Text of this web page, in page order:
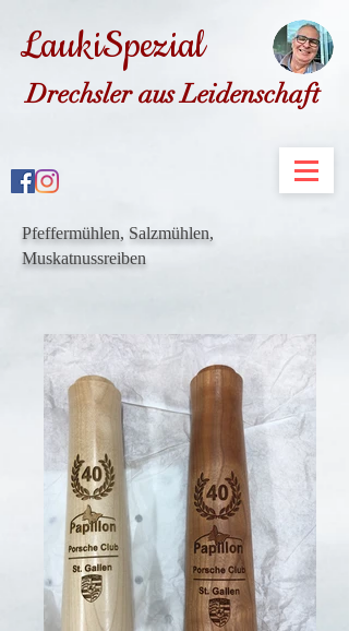
LaukiSpezial
Drechsler aus Leidenschaft
Pfeffermühlen, Salzmühlen,
Muskatnussreiben